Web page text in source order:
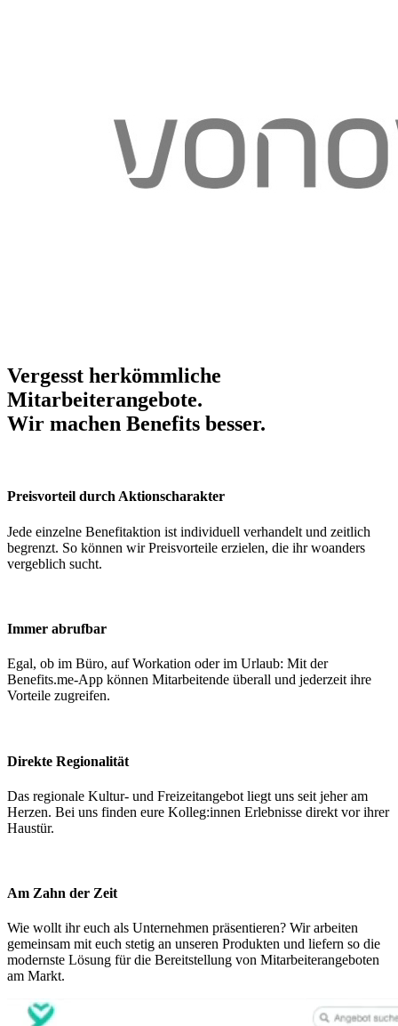
Vergesst herkömmliche
Mitarbeiterangebote.
Wir machen Benefits besser.
Preisvorteil durch Aktionscharakter
Jede einzelne Benefitaktion ist individuell verhandelt und zeitlich
begrenzt. So können wir Preisvorteile erzielen, die ihr woanders
vergeblich sucht.
Immer abrufbar
Egal, ob im Büro, auf Workation oder im Urlaub: Mit der
Benefits.me-App können Mitarbeitende überall und jederzeit ihre
Vorteile zugreifen.
Direkte Regionalität
Das regionale Kultur- und Freizeitangebot liegt uns seit jeher am
Herzen. Bei uns finden eure Kolleg:innen Erlebnisse direkt vor ihrer
Haustür.
Am Zahn der Zeit
Wie wollt ihr euch als Unternehmen präsentieren? Wir arbeiten
gemeinsam mit euch stetig an unseren Produkten und liefern so die
modernste Lösung für die Bereitstellung von Mitarbeiterangeboten
am Markt.